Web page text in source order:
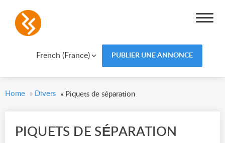
French (France) PUBLIER UNE ANNONCE
Home » Divers » Piquets de séparation
PIQUETS DE SÉPARATION